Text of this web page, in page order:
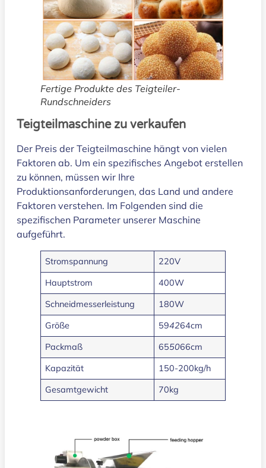
Fertige Produkte des Teigteiler-
Rundschneiders
Teigteilmaschine zu verkaufen
Der Preis der Teigteilmaschine hängt von vielen
Faktoren ab. Um ein spezifisches Angebot erstellen
zu können, müssen wir Ihre
Produktionsanforderungen, das Land und andere
Faktoren verstehen. Im Folgenden sind die
spezifischen Parameter unserer Maschine
aufgeführt.
Stromspannung
220V
Hauptstrom
400W
Schneidmesserleistung
180W
Größe
594264cm
Packmaß
655066cm
Kapazität
150-200kg/h
Gesamtgewicht
70kg